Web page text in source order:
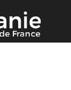
des cookies